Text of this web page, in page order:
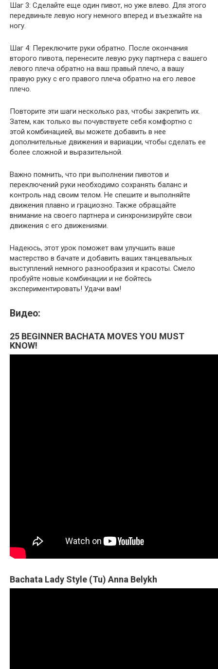
Шаг 3: Сделайте еще один пивот, но уже влево. Для этого
передвиньте левую ногу немного вперед и въезжайте на
ногу.
Шаг 4: Переключите руки обратно. После окончания
второго пивота, перенесите левую руку партнера с вашего
левого плеча обратно на ваш правый плечо, а вашу
правую руку с его правого плеча обратно на его левое
плечо.
Повторите эти шаги несколько раз, чтобы закрепить их.
Затем, как только вы почувствуете себя комфортно с
этой комбинацией, вы можете добавить в нее
дополнительные движения и вариации, чтобы сделать ее
более сложной и выразительной.
Важно помнить, что при выполнении пивотов и
переключений руки необходимо сохранять баланс и
контроль над своим телом. Не спешите и выполняйте
движения плавно и грациозно. Также обращайте
внимание на своего партнера и синхронизируйте свои
движения с его движениями.
Надеюсь, этот урок поможет вам улучшить ваше
мастерство в бачате и добавить ваших танцевальных
выступлений немного разнообразия и красоты. Смело
пробуйте новые комбинации и не бойтесь
экспериментировать! Удачи вам!
Видео:
25 BEGINNER BACHATA MOVES YOU MUST
KNOW!
Bachata Lady Style (Tu) Anna Belykh